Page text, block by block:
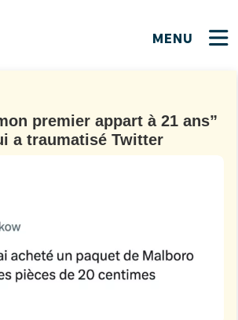
MENU
premier appart à 21 ans”
a traumatisé Twitter
!
Mot de passe perdu ?
vous proposer ?
tweets
sélection